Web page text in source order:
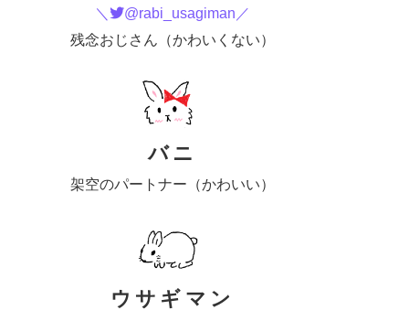
＼
@rabi_usagiman／
残念おじさん（かわいくない）
バニ
架空のパートナー（かわいい）
ウサギマン